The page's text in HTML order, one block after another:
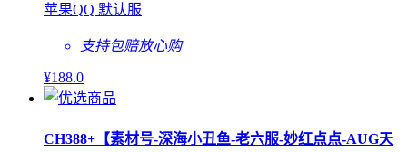
苹果QQ 默认服
支持包赔放心购
¥188.0
CH388+【素材号-深海小丑鱼-老六服-妙红点点-AUG天